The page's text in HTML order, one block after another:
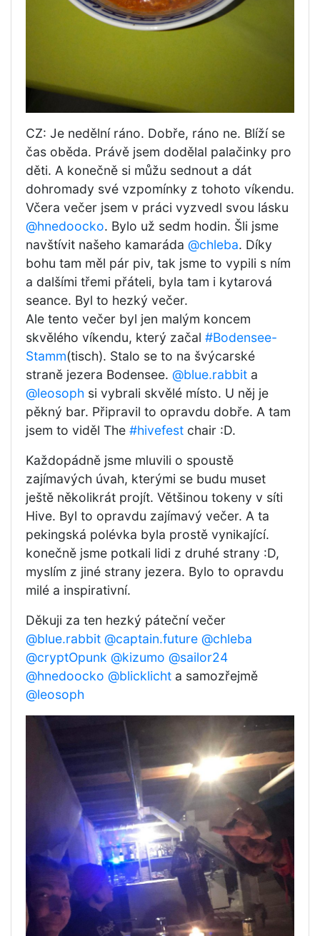
CZ: Je nedělní ráno. Dobře, ráno ne. Blíží se
čas oběda. Právě jsem dodělal palačinky pro
děti. A konečně si můžu sednout a dát
dohromady své vzpomínky z tohoto víkendu.
Včera večer jsem v práci vyzvedl svou lásku
@hnedoocko. Bylo už sedm hodin. Šli jsme
navštívit našeho kamaráda @chleba. Díky
bohu tam měl pár piv, tak jsme to vypili s ním
a dalšími třemi přáteli, byla tam i kytarová
seance. Byl to hezký večer.
Ale tento večer byl jen malým koncem
skvělého víkendu, který začal #Bodensee-
Stamm(tisch). Stalo se to na švýcarské
straně jezera Bodensee. @blue.rabbit a
@leosoph si vybrali skvělé místo. U něj je
pěkný bar. Připravil to opravdu dobře. A tam
jsem to viděl The #hivefest chair :D.
Každopádně jsme mluvili o spoustě
zajímavých úvah, kterými se budu muset
ještě několikrát projít. Většinou tokeny v síti
Hive. Byl to opravdu zajímavý večer. A ta
pekingská polévka byla prostě vynikající.
konečně jsme potkali lidi z druhé strany :D,
myslím z jiné strany jezera. Bylo to opravdu
milé a inspirativní.
Děkuji za ten hezký páteční večer
@blue.rabbit @captain.future @chleba
@cryptOpunk @kizumo @sailor24
@hnedoocko @blicklicht a samozřejmě
@leosoph